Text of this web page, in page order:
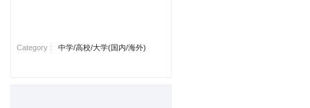
Category : 中学/高校/大学(国内/海外)